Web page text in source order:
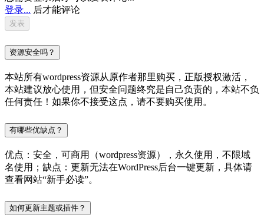
登录... 后才能评论
资源安全吗？
本站所有wordpress资源从原作者那里购买，正版授权激活，
本站建议放心使用，但安全问题终究是自己负责的，本站不负
任何责任！如果你不接受这点，请不要购买使用。
有哪些优缺点？
优点：安全，可商用（wordpress资源），永久使用，不限域
名使用；缺点：更新无法在WordPress后台一键更新，具体请
查看网站“新手必读”。
如何更新主题或插件？